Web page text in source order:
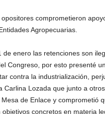
comprometieron
Agropecuarias.
de enero las retenciones son
Congreso, por esto presenté
contra la industrialización,
Carlina Lozada que junto a
de Enlace y comprometió
concretos en materia